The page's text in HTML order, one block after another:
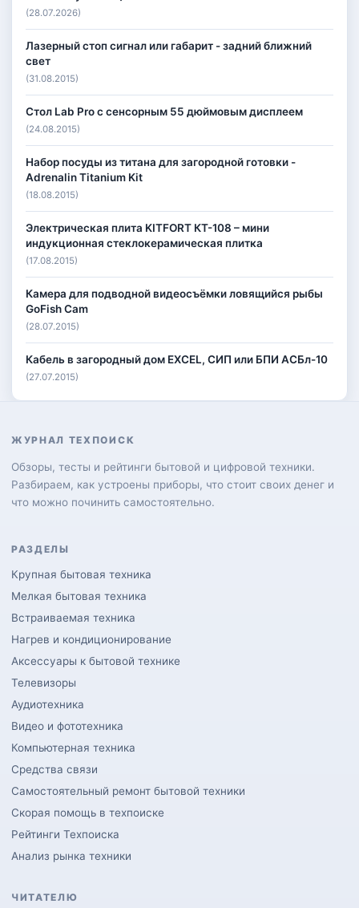
(28.07.2026)
Лазерный стоп сигнал или габарит - задний ближний
свет
(31.08.2015)
Стол Lab Pro с сенсорным 55 дюймовым дисплеем
(24.08.2015)
Набор посуды из титана для загородной готовки -
Adrenalin Titanium Kit
(18.08.2015)
Электрическая плита KITFORT КТ-108 – мини
индукционная стеклокерамическая плитка
(17.08.2015)
Камера для подводной видеосъёмки ловящийся рыбы
GoFish Cam
(28.07.2015)
Кабель в загородный дом EXCEL, СИП или БПИ АСБл-10
(27.07.2015)
ЖУРНАЛ ТЕХПОИСК
Обзоры, тесты и рейтинги бытовой и цифровой техники.
Разбираем, как устроены приборы, что стоит своих денег и
что можно починить самостоятельно.
РАЗДЕЛЫ
Крупная бытовая техника
Мелкая бытовая техника
Встраиваемая техника
Нагрев и кондиционирование
Аксессуары к бытовой технике
Телевизоры
Аудиотехника
Видео и фототехника
Компьютерная техника
Средства связи
Самостоятельный ремонт бытовой техники
Скорая помощь в техпоиске
Рейтинги Техпоиска
Анализ рынка техники
ЧИТАТЕЛЮ